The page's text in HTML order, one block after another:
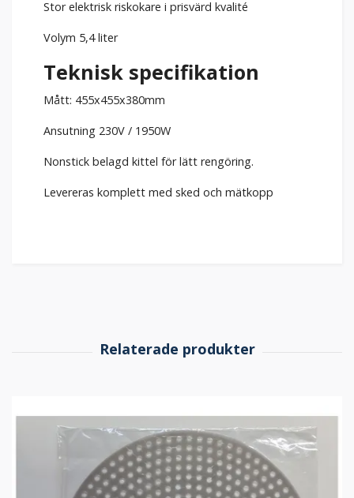
Stor elektrisk riskokare i prisvärd kvalité
Volym 5,4 liter
Teknisk specifikation
Mått: 455x455x380mm
Ansutning 230V / 1950W
Nonstick belagd kittel för lätt rengöring.
Levereras komplett med sked och mätkopp